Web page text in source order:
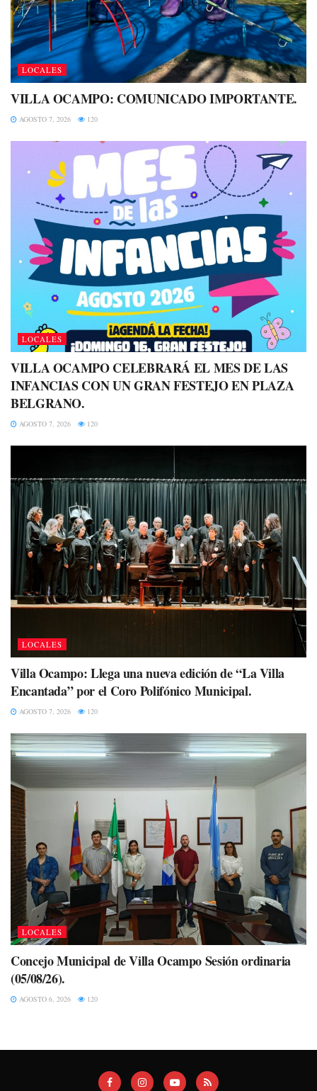
LOCALES
VILLA OCAMPO: COMUNICADO IMPORTANTE.
AGOSTO 7, 2026 120
LOCALES
VILLA OCAMPO CELEBRARÁ EL MES DE LAS
INFANCIAS CON UN GRAN FESTEJO EN PLAZA
BELGRANO.
AGOSTO 7, 2026 120
LOCALES
Villa Ocampo: Llega una nueva edición de “La Villa
Encantada” por el Coro Polifónico Municipal.
AGOSTO 7, 2026 120
LOCALES
Concejo Municipal de Villa Ocampo Sesión ordinaria
(05/08/26).
AGOSTO 6, 2026 120